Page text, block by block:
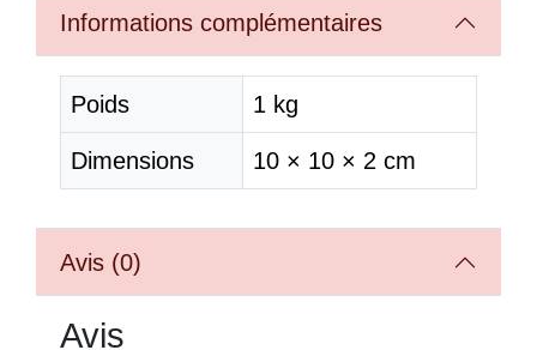
Informations complémentaires
Poids 1 kg
Dimensions 10 × 10 × 2 cm
Avis (0)
Avis